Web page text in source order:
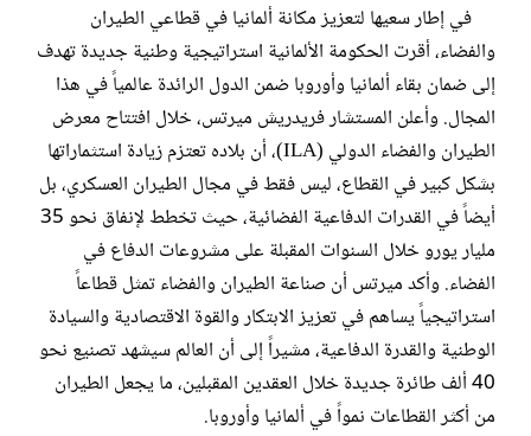
في إطار سعيها لتعزيز مكانة ألمانيا في قطاعي الطيران
والفضاء، أقرت الحكومة الألمانية استراتيجية وطنية جديدة تهدف
إلى ضمان بقاء ألمانيا وأوروبا ضمن الدول الرائدة عالمياً في هذا
المجال. وأعلن المستشار فريدريش ميرتس، خلال افتتاح معرض
الطيران والفضاء الدولي (ILA)، أن بلاده تعتزم زيادة استثماراتها
بشكل كبير في القطاع، ليس فقط في مجال الطيران العسكري، بل
أيضاً في القدرات الدفاعية الفضائية، حيث تخطط لإنفاق نحو 35
مليار يورو خلال السنوات المقبلة على مشروعات الدفاع في
الفضاء. وأكد ميرتس أن صناعة الطيران والفضاء تمثل قطاعاً
استراتيجياً يساهم في تعزيز الابتكار والقوة الاقتصادية والسيادة
الوطنية والقدرة الدفاعية، مشيراً إلى أن العالم سيشهد تصنيع نحو
40 ألف طائرة جديدة خلال العقدين المقبلين، ما يجعل الطيران
من أكثر القطاعات نمواً في ألمانيا وأوروبا.